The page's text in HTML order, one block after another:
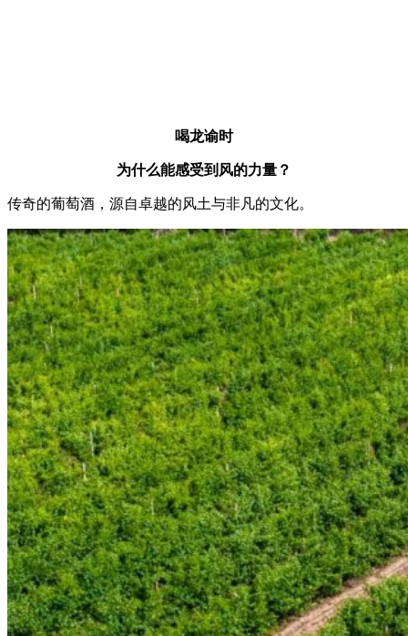
喝龙谕时
为什么能感受到风的力量？
传奇的葡萄酒，源自卓越的风土与非凡的文化。